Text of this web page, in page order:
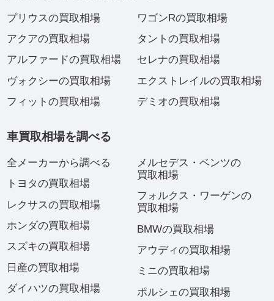
プリウスの買取相場
アクアの買取相場
アルファードの買取相場
ヴォクシーの買取相場
フィットの買取相場
ワゴンRの買取相場
タントの買取相場
セレナの買取相場
エクストレイルの買取相場
デミオの買取相場
車買取相場を調べる
全メーカーから調べる
トヨタの買取相場
レクサスの買取相場
ホンダの買取相場
スズキの買取相場
日産の買取相場
ダイハツの買取相場
メルセデス・ベンツの
買取相場
フォルクス・ワーゲンの
買取相場
BMWの買取相場
アウディの買取相場
ミニの買取相場
ポルシェの買取相場